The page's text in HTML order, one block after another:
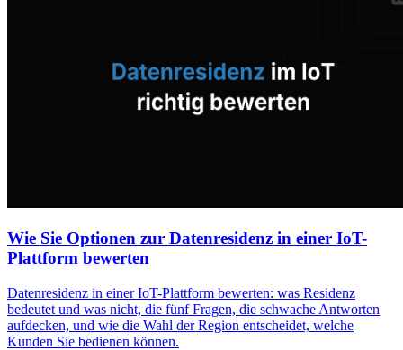
Wie Sie Optionen zur Datenresidenz in einer IoT-
Plattform bewerten
Datenresidenz in einer IoT-Plattform bewerten: was Residenz
bedeutet und was nicht, die fünf Fragen, die schwache Antworten
aufdecken, und wie die Wahl der Region entscheidet, welche
Kunden Sie bedienen können.